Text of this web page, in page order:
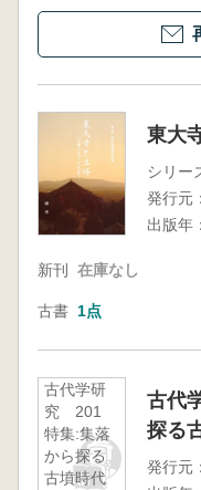
東大
シリー
発行元：
出版年：
新刊 在庫なし
古書 1点
古代学研
究 201
特集:集落
から探る
古墳時代
古代
探る
発行元：